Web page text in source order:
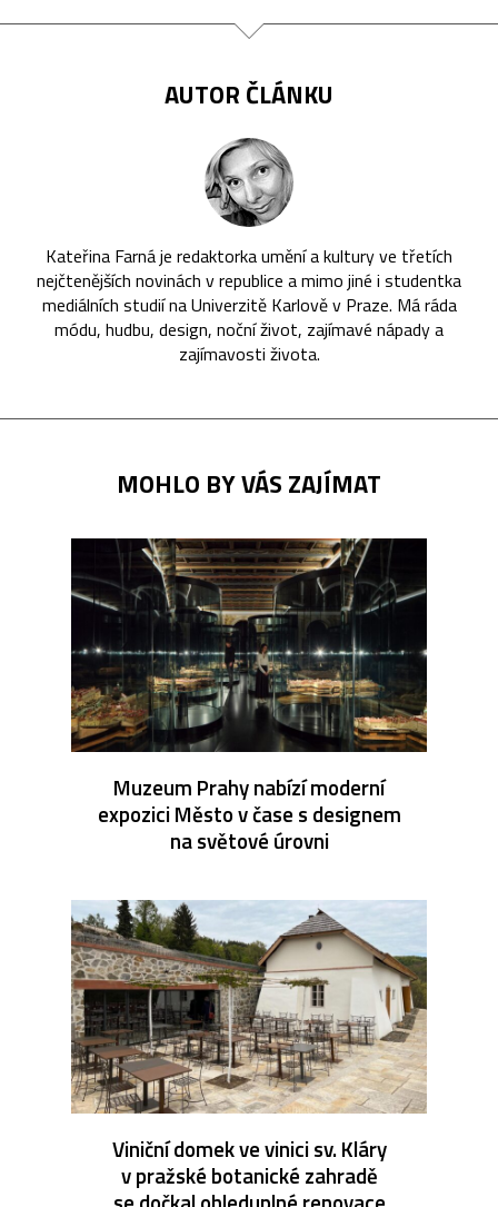
AUTOR ČLÁNKU
Kateřina Farná je redaktorka umění a kultury ve třetích
nejčtenějších novinách v republice a mimo jiné i studentka
mediálních studií na Univerzitě Karlově v Praze. Má ráda
módu, hudbu, design, noční život, zajímavé nápady a
zajímavosti života.
MOHLO BY VÁS ZAJÍMAT
Muzeum Prahy nabízí moderní
expozici Město v čase s designem
na světové úrovni
Viniční domek ve vinici sv. Kláry
v pražské botanické zahradě